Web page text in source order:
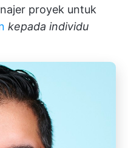
proyek untuk
kepada individu